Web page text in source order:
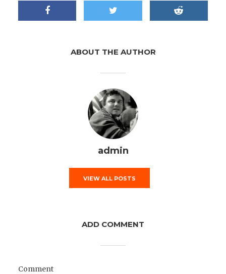
ABOUT THE AUTHOR
admin
VIEW ALL POSTS
ADD COMMENT
Comment